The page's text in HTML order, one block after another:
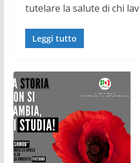
tutelare la salute di chi
Leggi tutto